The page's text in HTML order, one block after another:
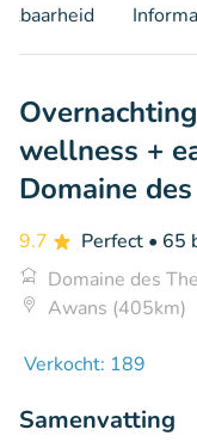
wellness +
Domaine
9.7 Perfect • 65
Domaine des
Awans (405km)
Verkocht: 189
Samenvatting